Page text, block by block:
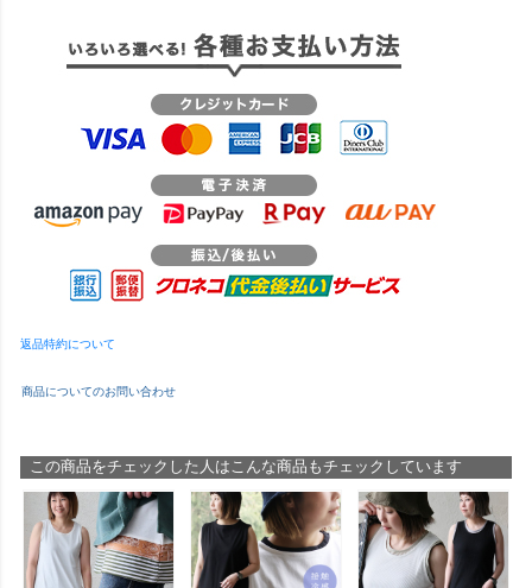
返品特約について
商品についてのお問い合わせ
この商品をチェックした人はこんな商品もチェックしています